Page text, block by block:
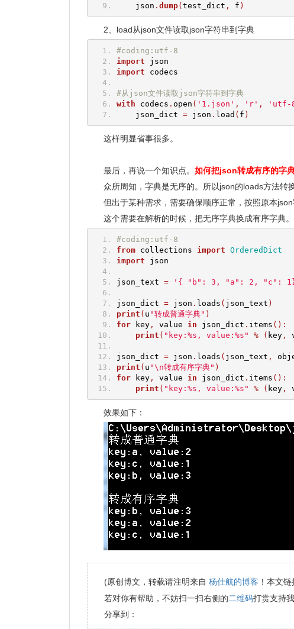
json . dump(test_dict , f )
2、load从json文件读取json字符串到字典
#coding:utf-8
import json
import codecs
#从json文件读取json字符串到字典
with codecs . open ( '1.json' , 'r' , 'utf-
json_dict = json . load ( f )
这样明显省事很多。
最后，再说一个知识点。 如何把json转成有序的字
众所周知，字典是无序的。所以json的loads方法转
但出于某种需求，需要确保顺序正常，按照原本json
这个需要在解析的时候，把无序字典换成有序字典。
#coding:utf-8
from collections import OrderedDict
import json
json_text = '{ "b": 3, "a": 2, "c":
json_dict = json . loads ( json_text )
print ( u "转成普通字典" )
for key, value in json_dict . items ():
print ( "key:%s, value:%s" % ( key,
json_dict = json . loads ( json_text ,
print ( u "\n转成有序字典" )
for key, value in json_dict . items ():
print ( "key:%s, value:%s" % ( key,
效果如下：
(原创博文，转载请注明来自 杨仕航的博客 ！本文链
若对你有帮助，不妨扫一扫右侧的二维码打赏支持
分享到：